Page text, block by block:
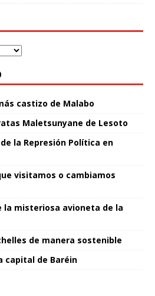
castizo de Malabo
Maletsunyane de Lesoto
la Represión Política en
visitamos o cambiamos
la misteriosa avioneta de la
de manera sostenible
capital de Baréin